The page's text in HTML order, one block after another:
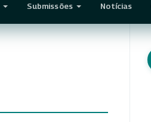
Submissões Notícias